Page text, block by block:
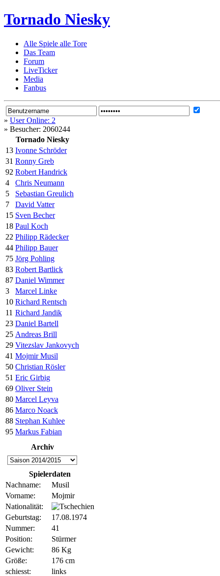
Tornado Niesky
Alle Spiele alle Tore
Das Team
Forum
LiveTicker
Media
Fanbus
» User Online: 2
» Besucher: 2060244
Tornado Niesky
13 Ivonne Schröder
31 Ronny Greb
92 Robert Handrick
4
Chris Neumann
5
Sebastian Greulich
7
David Vatter
15 Sven Becher
18 Paul Koch
22 Philipp Rädecker
44 Philipp Bauer
75 Jörg Pohling
83 Robert Bartlick
87 Daniel Wimmer
3
Marcel Linke
10 Richard Rentsch
11 Richard Jandik
23 Daniel Bartell
25 Andreas Brill
29 Vitezslav Jankovych
41 Mojmir Musil
50 Christian Rösler
51 Eric Girbig
69 Oliver Stein
80 Marcel Leyva
86 Marco Noack
88 Stephan Kuhlee
95 Markus Fabian
Archiv
Spielerdaten
Nachname:
Musil
Vorname:
Mojmir
Nationalität:
Geburtstag:
17.08.1974
Nummer:
41
Position:
Stürmer
Gewicht:
86 Kg
Größe:
176 cm
schiesst:
links